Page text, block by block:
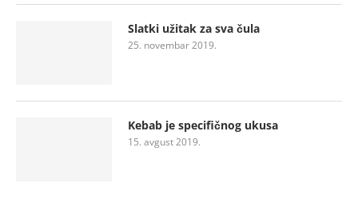
Slatki užitak za sva čula
25. novembar 2019.
Kebab je specifičnog ukusa
15. avgust 2019.